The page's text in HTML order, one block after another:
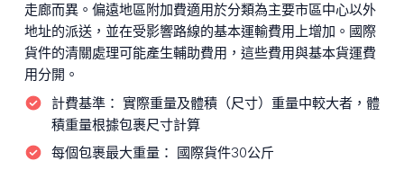
走廊而異。偏遠地區附加費適用於分類為主要市區中心以外
地址的派送，並在受影響路線的基本運輸費用上增加。國際
貨件的清關處理可能產生輔助費用，這些費用與基本貨運費
用分開。
計費基準： 實際重量及體積（尺寸）重量中較大者，體
積重量根據包裹尺寸計算
每個包裹最大重量：
國際貨件30公斤